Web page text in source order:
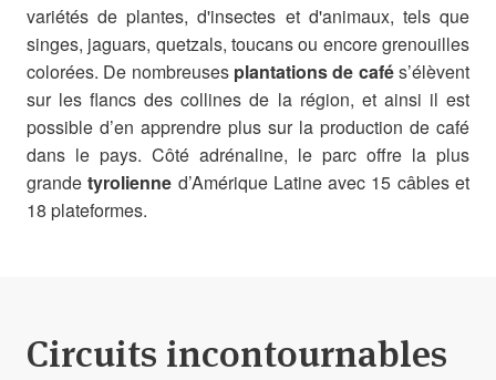
variétés de plantes, d'insectes et d'animaux, tels que
singes, jaguars, quetzals, toucans ou encore grenouilles
colorées. De nombreuses plantations de cafés’élèvent
sur les flancs des collines de la région, et ainsi il est
possible d’en apprendre plus sur la production de café
dans le pays. Côté adrénaline, le parc offre la plus
grandetyrolienne d’Amérique Latine avec 15 câbles et
18 plateformes.
Circuits incontournables